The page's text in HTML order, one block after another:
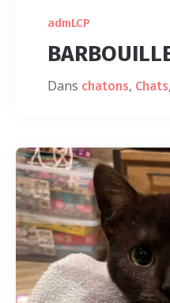
admLCP
Dans chatons, Chats,